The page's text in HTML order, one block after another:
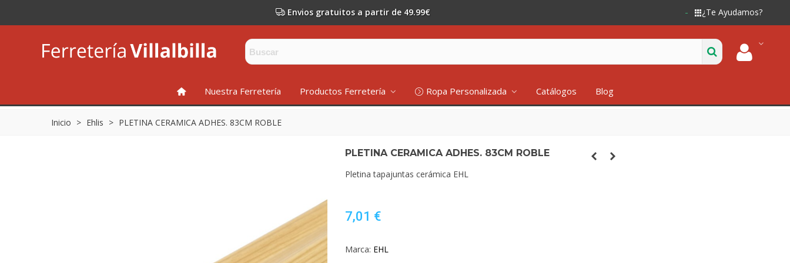
Envios gratuitos a partir de 49.99€ ¿Te Ayudamos?
INICIONuestra Ferretería Productos Ferretería Ropa Personalizada Catálogos Blog
Inicio > Ehlis > PLETINA CERAMICA ADHES. 83CM ROBLE
PLETINA CERAMICA ADHES. 83CM ROBLE
Pletina tapajuntas cerámica EHL
7,01 €
Marca: EHL